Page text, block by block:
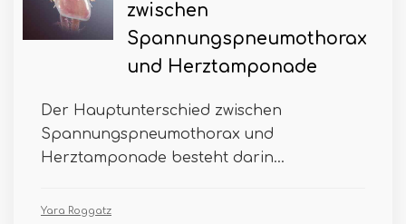
zwischen
Spannungspneumothorax
und Herztamponade
Der Hauptunterschied zwischen
Spannungspneumothorax und
Herztamponade besteht darin...
Yara Roggatz